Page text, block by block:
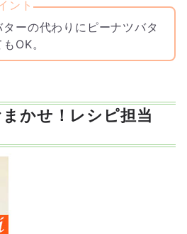
ターの代わりにピーナツバタ
OK。
かせ！レシピ担当